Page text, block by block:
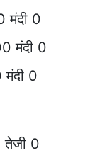
मंदी 0
मंदी 0
0
तेजी 0